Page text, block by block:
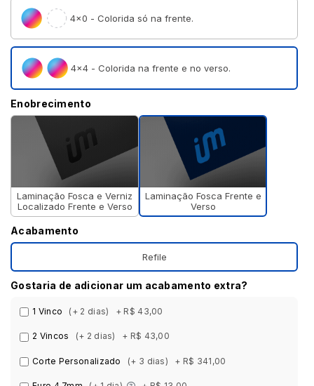
4×0 - Colorida só na frente.
4×4 - Colorida na frente e no verso.
Enobrecimento
Laminação Fosca e Verniz
Localizado Frente e Verso
Laminação Fosca Frente e
Verso
Acabamento
Refile
Gostaria de adicionar um acabamento extra?
1 Vinco (+ 2 dias) + R$ 43,00
2 Vincos (+ 2 dias) + R$ 43,00
Corte Personalizado (+ 3 dias) + R$ 341,00